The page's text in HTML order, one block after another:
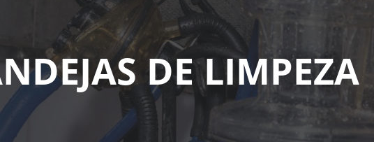
DE LIMPEZA